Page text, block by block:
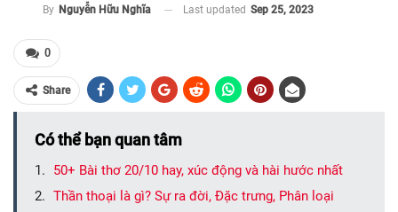
By Nguyễn Hữu Nghĩa Last updated Sep 25, 2023
0
Share
Có thể bạn quan tâm
50+ Bài thơ 20/10 hay, xúc động và hài hước nhất
Thần thoại là gì? Sự ra đời, Đặc trưng, Phân loại